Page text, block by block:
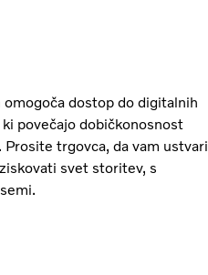
dostop do digitalnih
povečajo dobičkonosnost
trgovca, da vam ustvari
svet storitev, s